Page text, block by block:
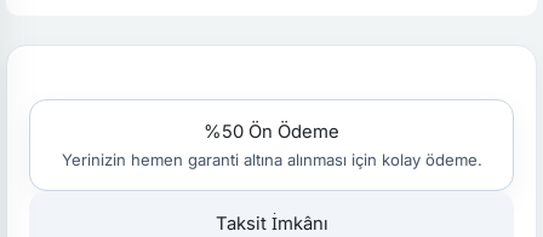
%50 Ön Ödeme
Yerinizin hemen garanti altına alınması için kolay ödeme.
Taksit İmkânı